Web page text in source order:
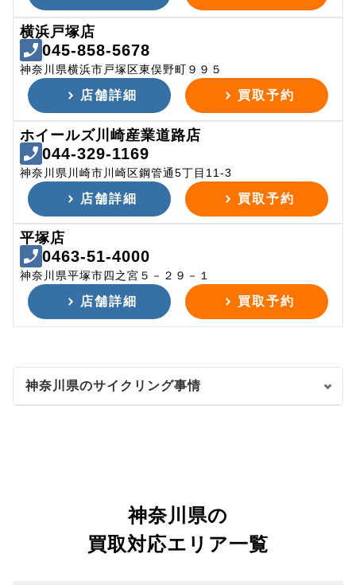
横浜戸塚店
045-858-5678
神奈川県横浜市戸塚区東俣野町９９５
店舗詳細 買取予約
ホイールズ川崎産業道路店
044-329-1169
神奈川県川崎市川崎区鋼管通5丁目11-3
店舗詳細 買取予約
平塚店
0463-51-4000
神奈川県平塚市四之宮５－２９－１
店舗詳細 買取予約
神奈川県のサイクリング事情
神奈川県の
買取対応エリア一覧